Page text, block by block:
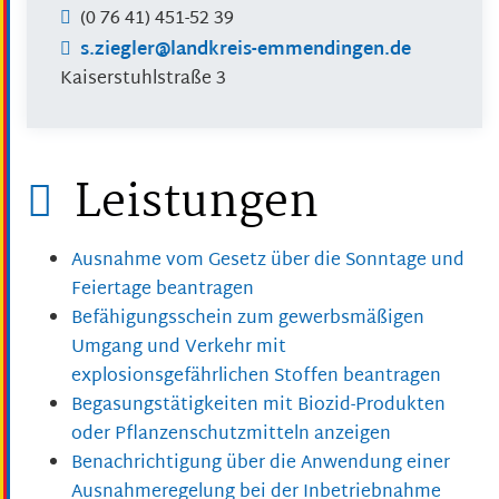
(07641) 451-5239
s.ziegler@landkreis-emmendingen.de
Kaiserstuhlstraße 3
Leistungen
Ausnahme vom Gesetz über die Sonntage und
Feiertage beantragen
Befähigungsschein zum gewerbsmäßigen
Umgang und Verkehr mit
explosionsgefährlichen Stoffen beantragen
Begasungstätigkeiten mit Biozid-Produkten
oder Pflanzenschutzmitteln anzeigen
Benachrichtigung über die Anwendung einer